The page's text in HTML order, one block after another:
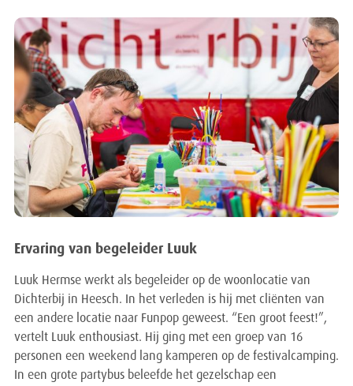
Ervaring van begeleider Luuk
Luuk Hermse werkt als begeleider op de woonlocatie van
Dichterbij in Heesch. In het verleden is hij met cliënten van
een andere locatie naar Funpop geweest. “Een groot feest!”,
vertelt Luuk enthousiast. Hij ging met een groep van 16
personen een weekend lang kamperen op de festivalcamping.
In een grote partybus beleefde het gezelschap een